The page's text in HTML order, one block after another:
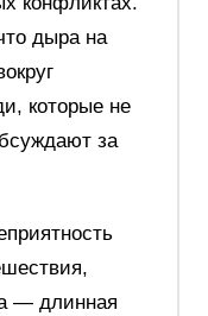
дыра на
которые не
за
— длинная